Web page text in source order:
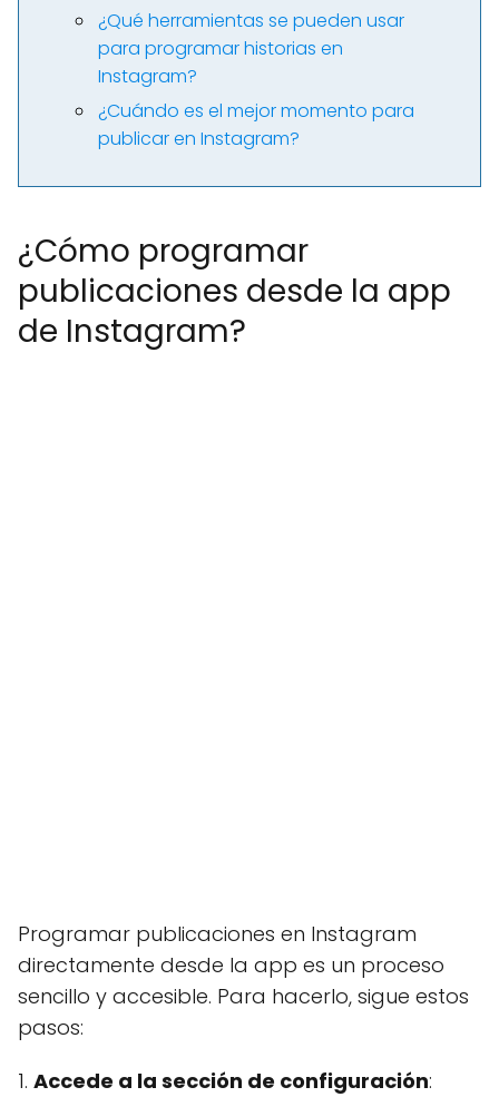
¿Qué herramientas se pueden usar
para programar historias en
Instagram?
¿Cuándo es el mejor momento para
publicar en Instagram?
¿Cómo programar
publicaciones desde la app
de Instagram?
Programar publicaciones en Instagram
directamente desde la app es un proceso
sencillo y accesible. Para hacerlo, sigue estos
pasos:
1. Accede a la sección de configuración: